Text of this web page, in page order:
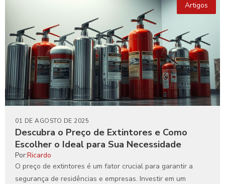
Artigos
Descubra o Preço de Extintores e Como
Escolher o Ideal para Sua Necessidade
01 DE AGOSTO DE 2025
Por:Ricardo
O preço de extintores é um fator crucial para garantir a
segurança de residências e empresas. Investir em um